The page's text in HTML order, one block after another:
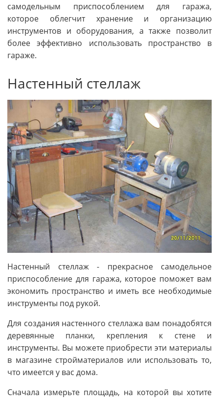
самодельным приспособлением для гаража,
которое облегчит хранение и организацию
инструментов и оборудования, а также позволит
более эффективно использовать пространство в
гараже.
Настенный стеллаж
Настенный стеллаж - прекрасное самодельное
приспособление для гаража, которое поможет вам
экономить пространство и иметь все необходимые
инструменты под рукой.
Для создания настенного стеллажа вам понадобятся
деревянные планки, крепления к стене и
инструменты. Вы можете приобрести эти материалы
в магазине стройматериалов или использовать то,
что имеется у вас дома.
Сначала измерьте площадь, на которой вы хотите